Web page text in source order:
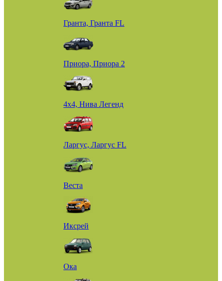
Гранта, Гранта FL
Приора, Приора 2
4х4, Нива Легенд
Ларгус, Ларгус FL
Веста
Иксрей
Ока